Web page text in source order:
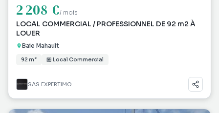
2 208 €/ mois
LOCAL COMMERCIAL / PROFESSIONNEL DE 92 m2 À
LOUER
Baie Mahault
92 m² 🏪 Local Commercial
SAS EXPERTIMO